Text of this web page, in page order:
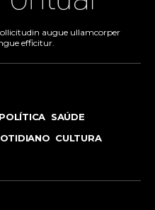
augue ullamcorper
efficitur.
POLÍTICA SAÚDE
CULTURA